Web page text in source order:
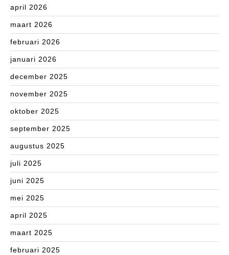
april 2026
maart 2026
februari 2026
januari 2026
december 2025
november 2025
oktober 2025
september 2025
augustus 2025
juli 2025
juni 2025
mei 2025
april 2025
maart 2025
februari 2025